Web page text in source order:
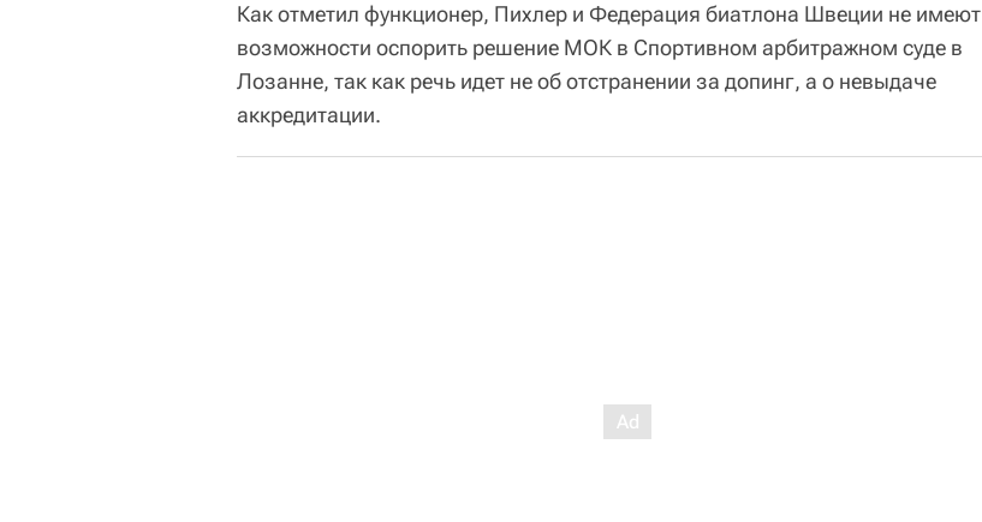
Как отметил функционер, Пихлер и Федерация биатлона Швеции не имеют
возможности оспорить решение МОК в Спортивном арбитражном суде в
Лозанне, так как речь идет не об отстранении за допинг, а о невыдаче
аккредитации.